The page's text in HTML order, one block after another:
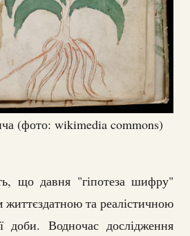
(фото: wikimedia commons)
що давня "гіпотеза шифру"
життєздатною та реалістичною
доби. Водночас дослідження